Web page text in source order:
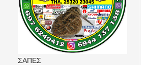
ΣΑΠΕΣ